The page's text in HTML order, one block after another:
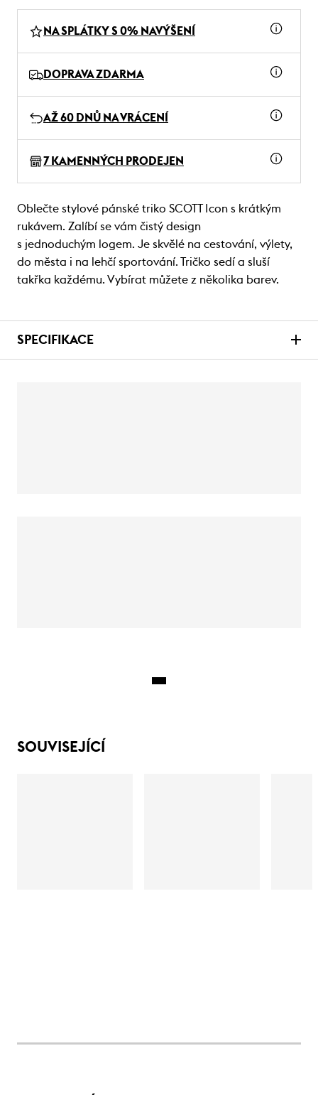
NA SPLÁTKY S 0% NAVÝŠENÍ
DOPRAVA ZDARMA
AŽ 60 DNŮ NA VRÁCENÍ
7 KAMENNÝCH PRODEJEN
Oblečte stylové pánské triko SCOTT Icon s krátkým
rukávem. Zalíbí se vám čistý design
s jednoduchým logem. Je skvělé na cestování, výlety,
do města i na lehčí sportování. Tričko sedí a sluší
takřka každému. Vybírat můžete z několika barev.
SPECIFIKACE
SOUVISEJÍCÍ